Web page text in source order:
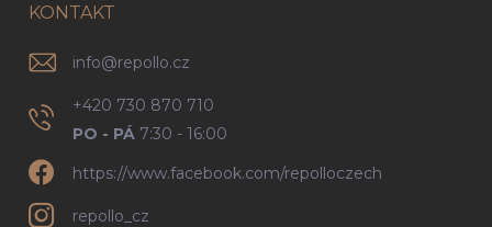
KONTAKT
info@repollo.cz
+420 730 870 710
PO - PÁ 7:30 - 16:00
https://www.facebook.com/repolloczech
repollo_cz